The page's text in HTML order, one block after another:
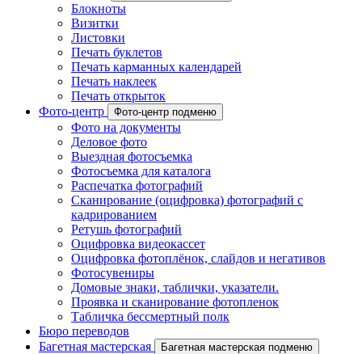
Блокноты
Визитки
Листовки
Печать буклетов
Печать карманных календарей
Печать наклеек
Печать открыток
Фото-центр
Фото-центр подменю
Фото на документы
Деловое фото
Выездная фотосъемка
Фотосъемка для каталога
Распечатка фотографий
Сканирование (оцифровка) фотографий с
кадрированием
Ретушь фотографий
Оцифровка видеокассет
Оцифровка фотоплёнок, слайдов и негативов
Фотосувениры
Домовые знаки, таблички, указатели.
Проявка и сканирование фотопленок
Табличка бессмертный полк
Бюро переводов
Багетная мастерская
Багетная мастерская подменю